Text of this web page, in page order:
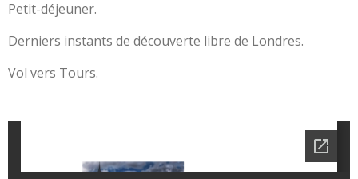
Petit-déjeuner.
Derniers instants de découverte libre de Londres.
Vol vers Tours.